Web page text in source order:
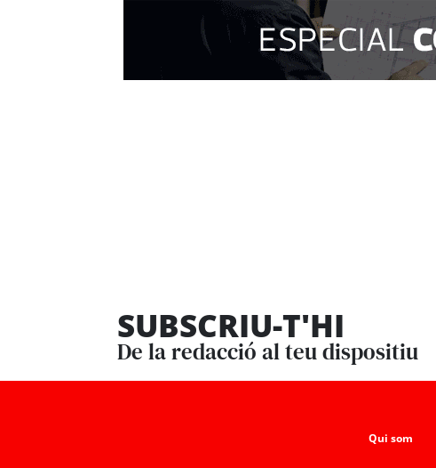
SUBSCRIU-T'HI
De la redacció al teu dispositiu
Qui som